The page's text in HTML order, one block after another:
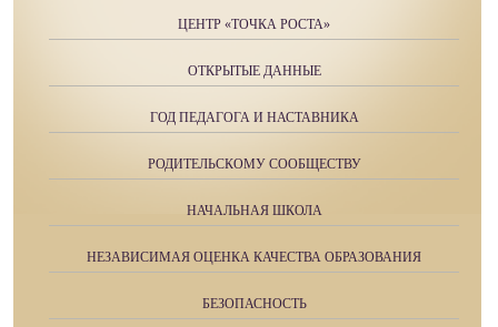
ЦЕНТР «ТОЧКА РОСТА»
ОТКРЫТЫЕ ДАННЫЕ
ГОД ПЕДАГОГА И НАСТАВНИКА
РОДИТЕЛЬСКОМУ СООБЩЕСТВУ
НАЧАЛЬНАЯ ШКОЛА
НЕЗАВИСИМАЯ ОЦЕНКА КАЧЕСТВА ОБРАЗОВАНИЯ
БЕЗОПАСНОСТЬ